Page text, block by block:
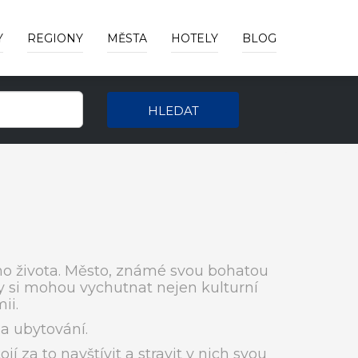
REGIONY MĚSTA HOTELY BLOG
HLEDAT
života. Město, známé svou bohatou
si mohou vychutnat nejen kulturní
ubytování.
za to navštívit a stravit v nich svou